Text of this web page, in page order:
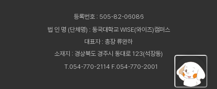
등록번호 : 505-82-06086
법 인 명 (단체명) : 동국대학교 WISE(와이즈)캠퍼스
대표자 : 총장 류완하
소재지 : 경상북도 경주시 동대로 123(석장동)
T.054-770-2114 F.054-770-2001